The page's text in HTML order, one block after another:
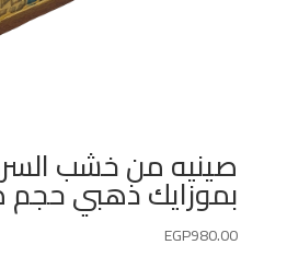
صينيه من خشب
بموزايك ذهبي حجم
EGP980.00